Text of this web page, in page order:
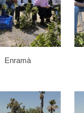
Enramà